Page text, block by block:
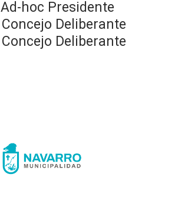
hoc Presidente
Deliberante
Deliberante